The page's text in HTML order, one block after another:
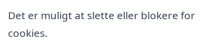
Det er muligt at slette eller blokere for
cookies.